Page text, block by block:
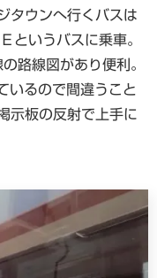
タウンへ行くバスは
というバスに乗車。
路線図があり便利。
いるので間違うこと
示板の反射で上手に